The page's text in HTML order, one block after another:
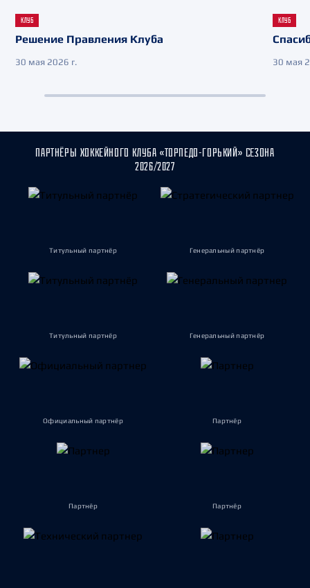
КЛУБ
Решение Правления Клуба
30 мая 2026 г.
КЛУБ
30 мая
ПАРТНЁРЫ ХОККЕЙНОГО КЛУБА «ТОРПЕДО-ГОРЬКИЙ» СЕЗОНА
2026/2027
Титульный партнёр Генеральный партнёр
Титульный партнёр Генеральный партнёр
Официальный партнёр Партнёр
Партнёр Партнёр